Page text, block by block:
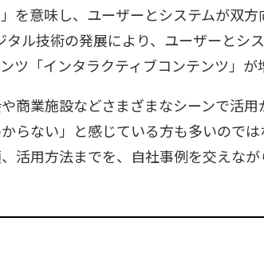
を意味し、ユーザーとシステムが双
ル技術の発展により、ユーザーとシ
ツ「インタラクティブコンテンツ」が
商業施設などさまざまなシーンで活
らない」と感じている方も多いので
活用方法までを、自社事例を交えなが